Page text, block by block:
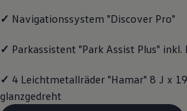
Räder und Reifen
Economy Service
Zubehör
Modellspezifisches
✓ Navigationssystem "Discover Pro"
✓ Parkassistent "Park Assist Plus"
✓ 4 Leichtmetallräder "Hamar" 8 J x
glanzgedreht